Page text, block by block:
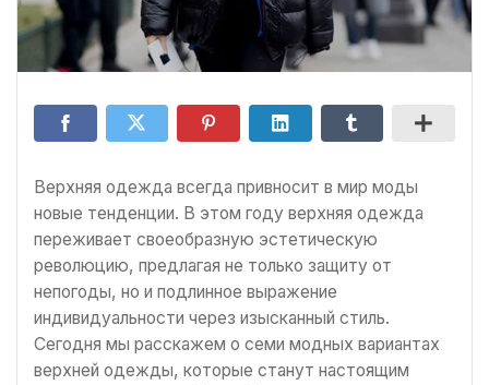
Верхняя одежда всегда привносит в мир моды
новые тенденции. В этом году верхняя одежда
переживает своеобразную эстетическую
революцию, предлагая не только защиту от
непогоды, но и подлинное выражение
индивидуальности через изысканный стиль.
Сегодня мы расскажем о семи модных вариантах
верхней одежды, которые станут настоящим